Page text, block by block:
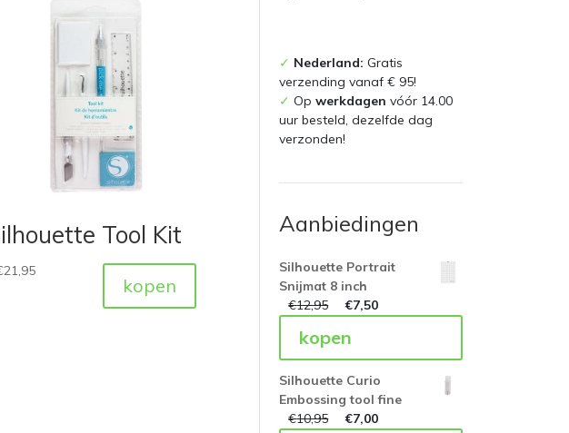
Tool Kit
21,95
kopen
✓ Nederland:Gratis
verzending vanaf € 95!
✓ Opwerkdagen vóór 14.00
uur besteld, dezelfde dag
verzonden!
Aanbiedingen
Silhouette Portrait
Snijmat 8 inch
€12,95 €7,50
kopen
Silhouette Curio
Embossing tool fine
€10,95 €7,00